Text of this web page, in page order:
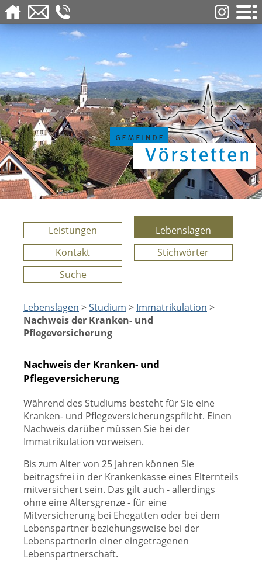
Leistungen
Lebenslagen
Kontakt
Stichwörter
Suche
Lebenslagen >Studium > Immatrikulation >
Nachweis der Kranken- und
Pflegeversicherung
Nachweis der Kranken- und
Pflegeversicherung
Während des Studiums besteht für Sie eine
Kranken- und Pflegeversicherungspflicht. Einen
Nachweis darüber müssen Sie bei der
Immatrikulation vorweisen.
Bis zum Alter von 25 Jahren können Sie
beitragsfrei in der Krankenkasse eines Elternteils
mitversichert sein. Das gilt auch - allerdings
ohne eine Altersgrenze - für eine
Mitversicherung bei Ehegatten oder bei dem
Lebenspartner beziehungsweise bei der
Lebenspartnerin einer eingetragenen
Lebenspartnerschaft.